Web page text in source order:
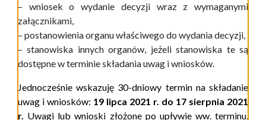
– wniosek o wydanie decyzji wraz z wymaganymi
załącznikami,
– postanowienia organu właściwego do wydania decyzji,
– stanowiska innych organów, jeżeli stanowiska te są
dostępne w terminie składania uwag i wniosków.
Jednocześnie wskazuję 30-dniowy termin na składanie
uwag i wniosków: 19 lipca 2021 r. do 17 sierpnia 2021
r. Uwagi lub wnioski złożone po upływie ww. terminu,